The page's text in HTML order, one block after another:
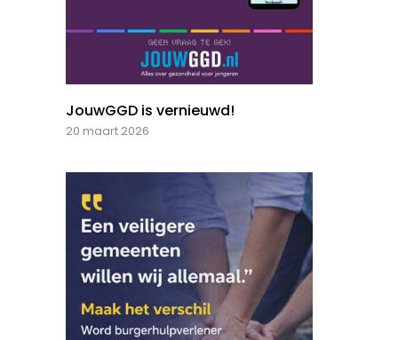
JouwGGD is vernieuwd!
20 maart 2026